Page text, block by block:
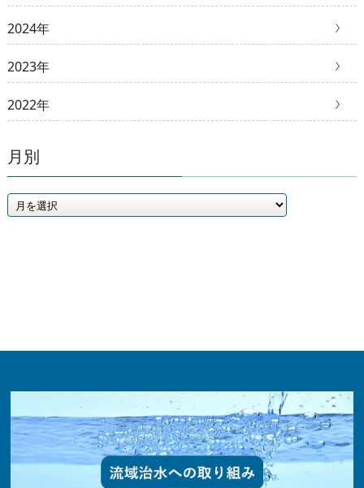
2024年
2023年
2022年
月別